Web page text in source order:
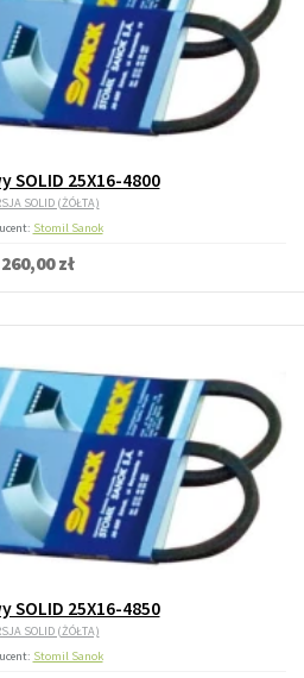
SOLID 25X16-4800
SOLID (ŻÓŁTA)
Stomil Sanok
260,00 zł
SOLID 25X16-4850
SOLID (ŻÓŁTA)
Stomil Sanok